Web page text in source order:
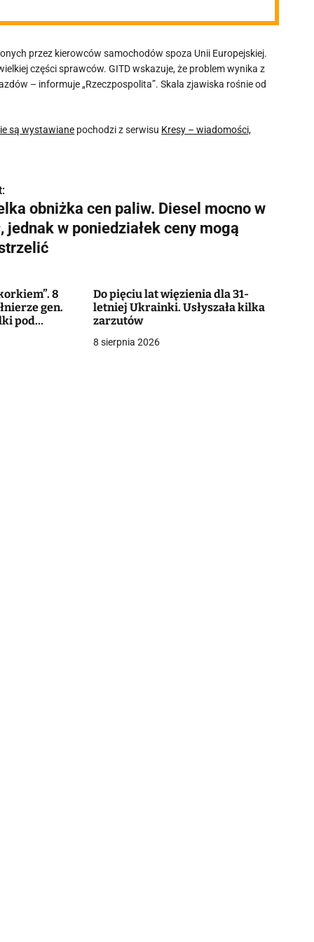
przez kierowców samochodów spoza Unii Europejskiej.
części sprawców. GITD wskazuje, że problem wynika z
– informuje „Rzeczpospolita”. Skala zjawiska rośnie od
są wystawiane pochodzi z serwisu Kresy – wiadomości,
obniżka cen paliw. Diesel mocno w
jednak w poniedziałek ceny mogą
8
gen.
pod
Do pięciu lat więzienia dla 31-
letniej Ukrainki. Usłyszała kilka
zarzutów
8 sierpnia 2026